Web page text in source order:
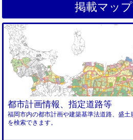
掲載マッ
都市計画情報、指定道路等
福岡市内の都市計画や建築基準法道路、盛
を検索できます。